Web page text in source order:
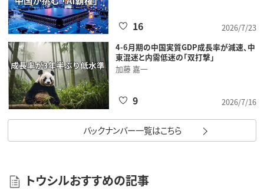
2026/7/23
16
4-6月期の中国実質GDP成長率が減速、中
東混迷と内需低迷の「双打撃」
加藤 嘉一
2026/7/16
9
バックナンバー一覧はこちら
トウシルおすすめの記事